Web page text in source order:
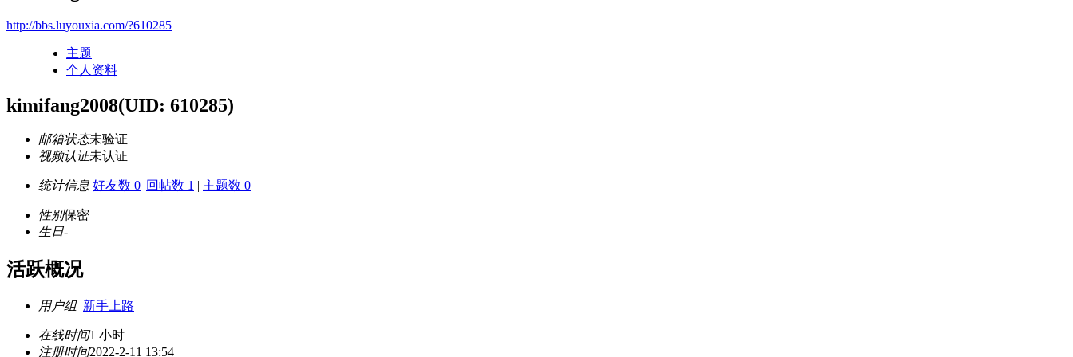
http://bbs.luyouxia.com/?610285
主题
个人资料
kimifang2008(UID: 610285)
邮箱状态未验证
视频认证未认证
统计信息 好友数 0 |回帖数 1 | 主题数 0
性别保密
生日-
活跃概况
用户组 新手上路
在线时间1 小时
注册时间2022-2-11 13:54